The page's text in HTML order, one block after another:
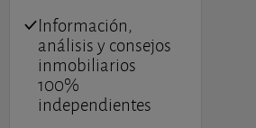
Información,
análisis y consejos
inmobiliarios
100%
independientes
Acerca de Fincas y Casas
Condiciones de uso